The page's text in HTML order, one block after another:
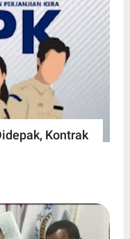
Kontrak